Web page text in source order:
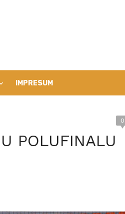
IMPRESUM
0
POLUFINALU